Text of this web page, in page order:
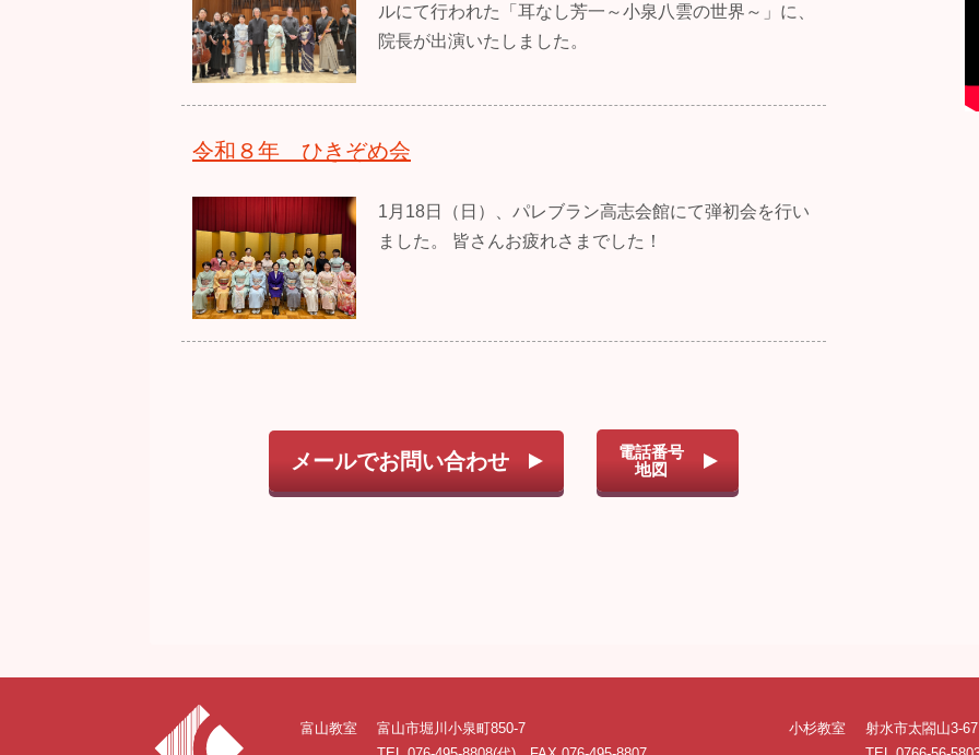
ルにて行われた「耳なし芳一～小泉八雲の世界～」に、
院長が出演いたしました。
令和８年 ひきぞめ会
1月18日（日）、パレブラン高志会館にて弾初会を行い
ました。 皆さんお疲れさまでした！
メールでお問い合わせ
電話番号
地図
富山教室
富山市堀川小泉町850-7
小杉教室
射水市太閤山3-67